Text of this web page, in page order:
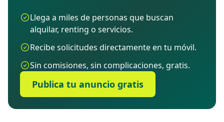
Llega a miles de personas que buscan
alquilar, renting o servicios.
Recibe solicitudes directamente en tu móvil.
Sin comisiones, sin complicaciones, gratis.
Publica tu anuncio gratis